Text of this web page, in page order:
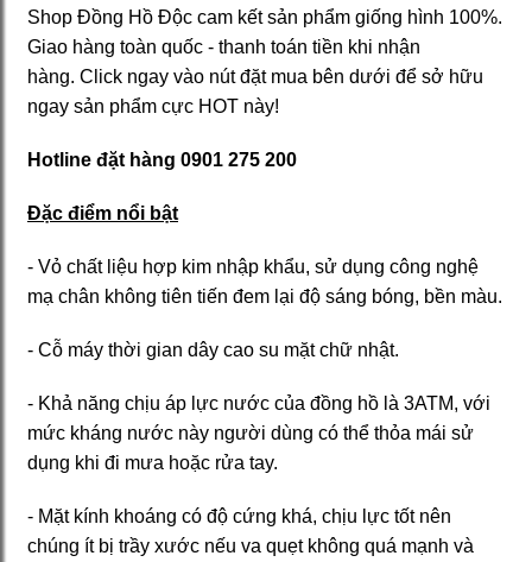
Shop Đồng Hồ Độc cam kết sản phẩm giống hình 100%.
Giao hàng toàn quốc - thanh toán tiền khi nhận
hàng. Click ngay vào nút đặt mua bên dưới để sở hữu
ngay sản phẩm cực HOT này!
Hotline đặt hàng 0901 275 200
Đặc điểm nổi bật
- Vỏ chất liệu hợp kim nhập khẩu, sử dụng công nghệ
mạ chân không tiên tiến đem lại độ sáng bóng, bền màu.
- Cỗ máy thời gian dây cao su mặt chữ nhật.
- Khả năng chịu áp lực nước của đồng hồ là 3ATM, với
mức kháng nước này người dùng có thể thỏa mái sử
dụng khi đi mưa hoặc rửa tay.
- Mặt kính khoáng có độ cứng khá, chịu lực tốt nên
chúng ít bị trầy xước nếu va quẹt không quá mạnh và